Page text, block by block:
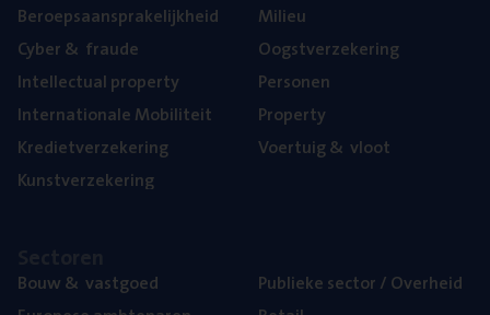
Beroeps­aan­spra­ke­lijk­heid
Cyber& fraude
Intel­lec­tu­al property
Inter­na­ti­o­na­le Mobiliteit
Kre­diet­ver­ze­ke­ring
Kunst­ver­ze­ke­ring
Mili­eu
Oogst­ver­ze­ke­ring
Per­so­nen
Pro­per­ty
Voer­tuig& vloot
Bouw& vastgoed
Publie­ke sec­tor / Overheid